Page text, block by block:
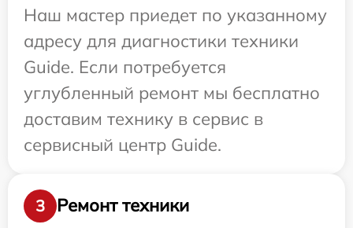
Наш мастер приедет по указанному
адресу для диагностики техники
Guide. Если потребуется
углубленный ремонт мы бесплатно
доставим технику в сервис в
сервисный центр Guide.
3
Ремонт техники